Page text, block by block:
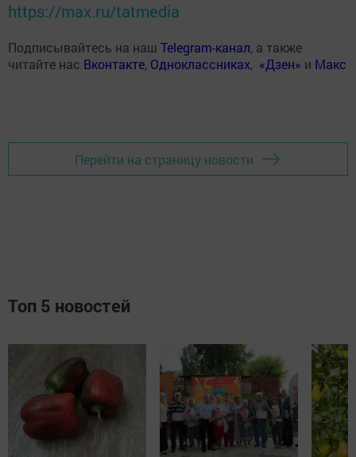
https://max.ru/tatmedia
Подписывайтесь на наш Telegram-канал, а также
читайте нас Вконтакте, Одноклассниках, «Дзен» и Макс
Перейти на страницу новости
Топ 5 новостей